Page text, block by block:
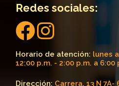
Redes sociales:
Horario de atención: lunes
12:00 p.m. - 2:00 p.m. a 6:00
Dirección: Carrera. 13 N 7A-